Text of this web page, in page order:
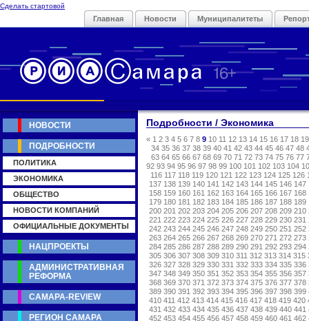
Сделать стартовой
Главная Новости Муниципалитеты
Подробности / Экономика
« 1 2 3 4 5 6 7 8 9 10 11 12 13 14 15 16 17 18 19
34 35 36 37 38 39 40 41 42 43 44 45 46 47 48
63 64 65 66 67 68 69 70 71 72 73 74 75 76 77
92 93 94 95 96 97 98 99 100 101 102 103 104
116 117 118 119 120 121 122 123 124 125 126
137 138 139 140 141 142 143 144 145 146 147
158 159 160 161 162 163 164 165 166 167 168
179 180 181 182 183 184 185 186 187 188 189
200 201 202 203 204 205 206 207 208 209 210
221 222 223 224 225 226 227 228 229 230 231
242 243 244 245 246 247 248 249 250 251 252
263 264 265 266 267 268 269 270 271 272 273
284 285 286 287 288 289 290 291 292 293 294
305 306 307 308 309 310 311 312 313 314 315
326 327 328 329 330 331 332 333 334 335 336
347 348 349 350 351 352 353 354 355 356 357
368 369 370 371 372 373 374 375 376 377 378
389 390 391 392 393 394 395 396 397 398 399
410 411 412 413 414 415 416 417 418 419 420
431 432 433 434 435 436 437 438 439 440 441
452 453 454 455 456 457 458 459 460 461 462
НОВОСТИ
ПОДРОБНОСТИ
ПОЛИТИКА
ЭКОНОМИКА
ОБЩЕСТВО
НОВОСТИ КОМПАНИЙ
ОФИЦИАЛЬНЫЕ ДОКУМЕНТЫ
НАЦПРОЕКТЫ
АДМИНИСТРАТИВНАЯ
РЕФОРМА
САМАРА-REVIEW
РЕГИОН САМАРА